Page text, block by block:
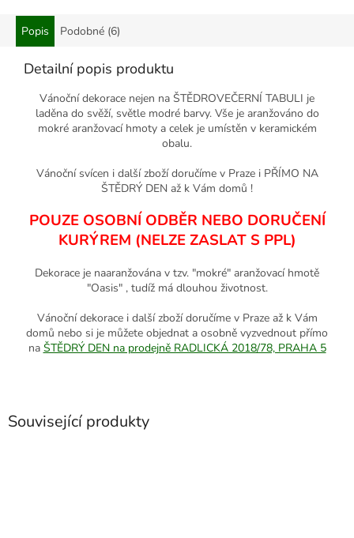
Související produkty
Popis Podobné (6)
Detailní popis produktu
Vánoční dekorace nejen na ŠTĚDROVEČERNÍ TABULI je
laděna do svěží, světle modré barvy. Vše je aranžováno do
mokré aranžovací hmoty a celek je umístěn v keramickém
obalu.
Vánoční svícen i další zboží doručíme v Praze i PŘÍMO NA
ŠTĚDRÝ DEN až k Vám domů !
POUZE OSOBNÍ ODBĚR NEBO DORUČENÍ
KURÝREM (NELZE ZASLAT S PPL)
Dekorace je naaranžována v tzv. "mokré" aranžovací hmotě
"Oasis" , tudíž má dlouhou životnost.
Vánoční dekorace i další zboží doručíme v Praze až k Vám
domů nebo si je můžete objednat a osobně vyzvednout přímo
na ŠTĚDRÝ DEN na prodejně RADLICKÁ 2018/78, PRAHA 5